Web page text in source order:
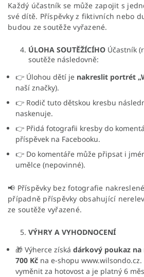
Každý účastník se může zapojit s
své dítě. Příspěvky z fiktivních nebo
budou ze soutěže vyřazené.
ÚLOHA SOUTĚŽÍCÍHO Účastník
soutěže následovně:
👉 Úlohou dětí je nakreslit portrét
naší značky).
👉 Rodič tuto dětskou kresbu
naskenuje.
👉 Přidá fotografii kresby do
příspěvek na Facebooku.
👉 Do komentáře může připsat i
umělce (nepovinné).
📢 Příspěvky bez fotografie
případně příspěvky obsahující
ze soutěže vyřazené.
VÝHRY A VYHODNOCENÍ
🎁 Výherce získá dárkový poukaz
700 Kč na e-shopu
vyměnit za hotovost a je platný 6